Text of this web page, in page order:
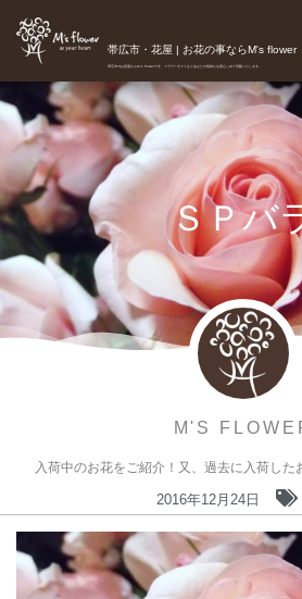
帯広市・花屋 | お花の事ならM's flower
帯広市のお花屋さんM's flowerです。フラワーギフトなどあなたの気持ちを真心こめて宅配いたします。
ＳＰバ
M'S
入荷中のお花をご紹介！又、過去に入荷した
2016年12月24日